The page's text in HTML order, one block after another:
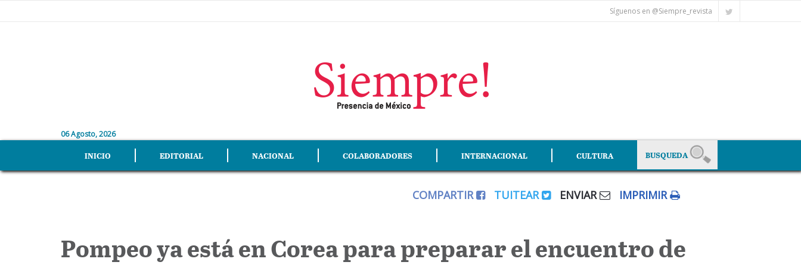
Síguenos en @Siempre_revista
06 Agosto, 2026
INICIO EDITORIAL NACIONAL COLABORADORES INTERNACIONAL CULTURA
COMPARTIR TUITEAR ENVIAR IMPRIMIR
Pompeo ya está en Corea para preparar el encuentro de